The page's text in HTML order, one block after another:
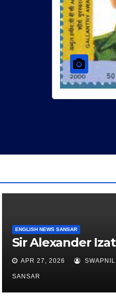
ENGLISH NEWS SANSAR
Sir Alexander Izat
APR 27, 2026 SWAPNIL
SANSAR